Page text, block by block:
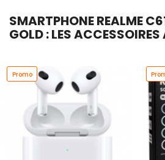
SMARTPHONE REALME
GOLD : LES
Promo